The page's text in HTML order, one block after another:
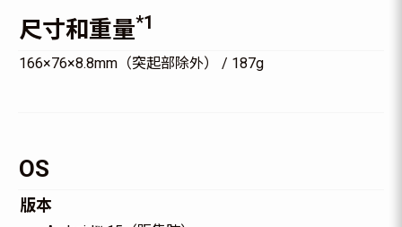
尺寸和重量*1
166×76×8.8mm（突起部除外） / 187g
OS
版本